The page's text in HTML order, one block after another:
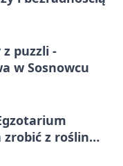
z puzzli -
w Sosnowcu
zrobić z roślin